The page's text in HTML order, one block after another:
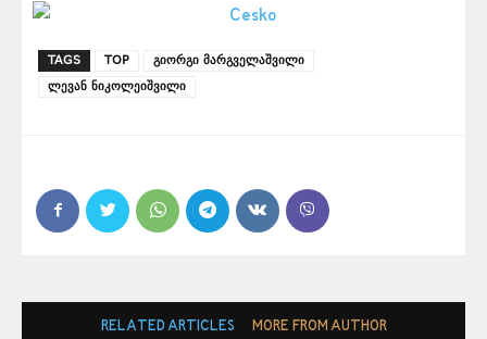
TAGS TOP
გიორგი მარგველაშვილი
ლევან ნიკოლეიშვილი
RELATED ARTICLES MORE FROM AUTHOR